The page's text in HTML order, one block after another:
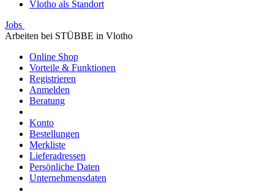
Vlotho als Standort
Jobs
Arbeiten bei STÜBBE in Vlotho
Online Shop
Vorteile & Funktionen
Registrieren
Anmelden
Beratung
Konto
Bestellungen
Merkliste
Lieferadressen
Persönliche Daten
Unternehmensdaten